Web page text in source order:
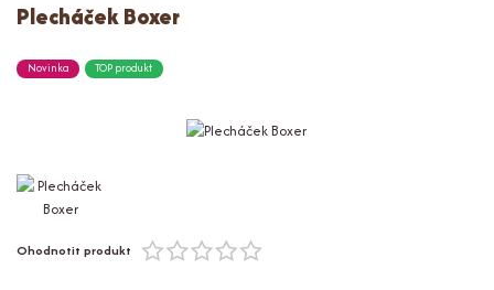
Plecháček Boxer
Novinka TOP produkt
Ohodnotit produkt